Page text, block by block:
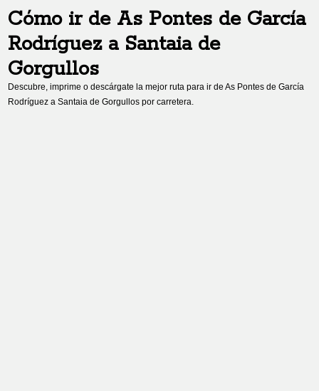
Cómo ir de As Pontes de García
Rodrígueza Santaia de
Gorgullos
Descubre, imprime o descárgate la mejor ruta para ir deAs Pontes de García
Rodríguez aSantaia de Gorgullos por carretera.